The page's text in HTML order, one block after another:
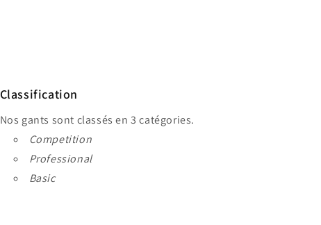
Classification
Nos gants sont classés en 3 catégories.
Competition
Professional
Basic